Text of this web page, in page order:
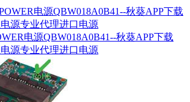
电源QBW018A0B41--秋葵APP下载
源专业代理进口电源